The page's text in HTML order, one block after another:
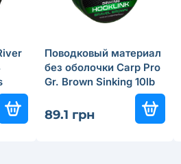
Поводковый материал
без оболочки Carp Pro
Gr. Brown Sinking 10lb
89.1 грн